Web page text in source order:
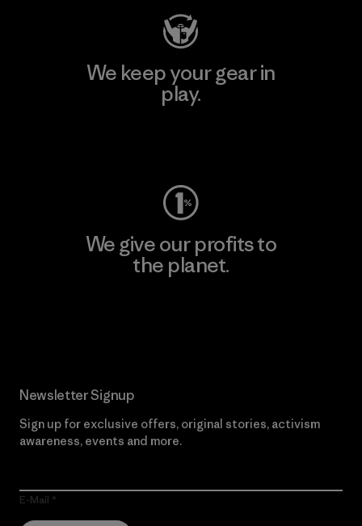
We keep your gear in
play.
We give our profits to
the planet.
Newsletter Signup
Sign up for exclusive offers, original stories, activism
awareness, events and more.
E-Mail